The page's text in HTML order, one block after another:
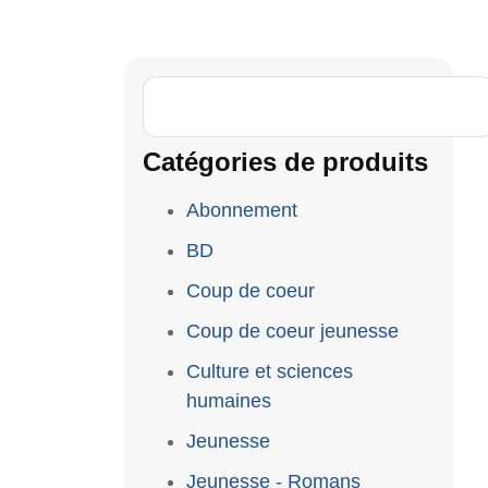
Catégories de produits
Abonnement
BD
Coup de coeur
Coup de coeur jeunesse
Culture et sciences
humaines
Jeunesse
Jeunesse - Romans